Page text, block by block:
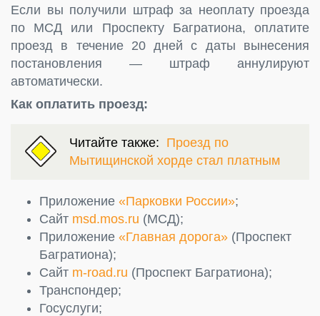
Если вы получили штраф за неоплату проезда
по МСД или Проспекту Багратиона, оплатите
проезд в течение 20 дней с даты вынесения
постановления — штраф аннулируют
автоматически.
Как оплатить проезд:
Читайте также: Проезд по
Мытищинской хорде стал платным
Приложение «Парковки России»;
Сайт msd.mos.ru (МСД);
Приложение «Главная дорога» (Проспект
Багратиона);
Сайт m-road.ru (Проспект Багратиона);
Транспондер;
Госуслуги;